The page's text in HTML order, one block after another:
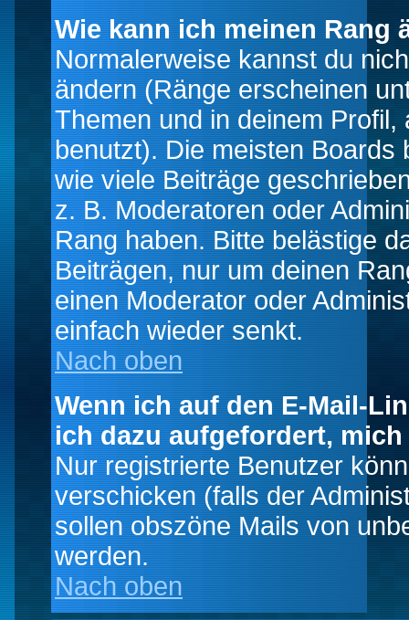
Wie kann ich meinen Rang
Normalerweise kannst du
ändern (Ränge erscheinen
Themen und in deinem
benutzt). Die meisten
wie viele Beiträge
z. B. Moderatoren oder
Rang haben. Bitte belästige
Beiträgen, nur um deinen
einen Moderator oder
einfach wieder senkt.
Nach oben
Wenn ich auf den E-Mail-
ich dazu aufgefordert,
Nur registrierte Benutzer
verschicken (falls der
sollen obszöne Mails von
werden.
Nach oben